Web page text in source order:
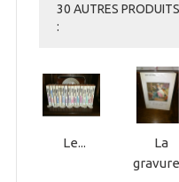
30 AUTRES
:
Le...
La